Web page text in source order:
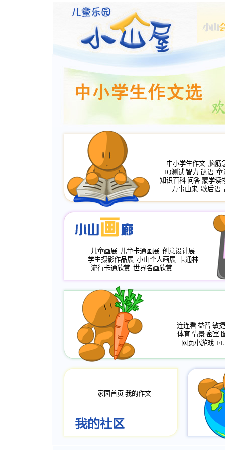
中小学生作文 脑筋
IQ测试 智力 谜语 童
知识百科 问答 蒙学读
万事由来 歇后语
儿童画展 儿童卡通画展 创意设计展
学生摄影作品展 小山个人画展 卡通林
流行卡通欣赏 世界名画欣赏 ………
连连看 益智 敏捷
体育 情景 密室
网页小游戏
家园首页 我的作文